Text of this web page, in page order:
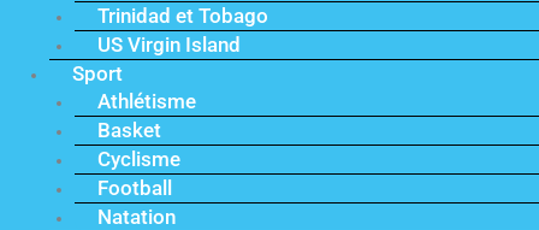
Trinidad et Tobago
US Virgin Island
Sport
Athlétisme
Basket
Cyclisme
Football
Natation